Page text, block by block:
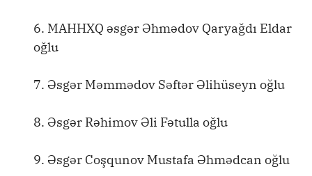
6. MAHHXQ əsgər Əhmədov Qaryağdı Eldar
oğlu
7. Əsgər Məmmədov Səftər Əlihüseyn oğlu
8. Əsgər Rəhimov Əli Fətulla oğlu
9. Əsgər Coşqunov Mustafa Əhmədcan oğlu